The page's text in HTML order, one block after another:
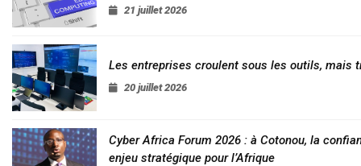
21 juillet 2026
Les entreprises croulent sous les outils, mais
20 juillet 2026
Cyber Africa Forum 2026 : à Cotonou, la
enjeu stratégique pour l’Afrique